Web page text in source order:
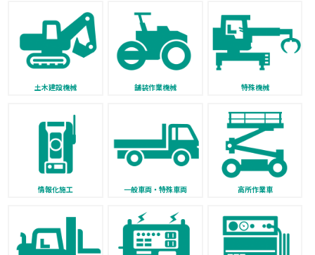
土木建設機械 舗装作業機械 特殊機械
情報化施工 一般車両・特殊車両 高所作業車